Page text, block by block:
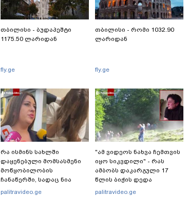
თბილისი - ბუდაპეშტი
1175.50 ლარიდან
fly.ge
თბილისი - რომი 1032.90
ლარიდან
fly.ge
რა ისმინს სახლში
დაყენებული მომსასმენი
მოწყობილობის
ჩანაწერში, სადაც ნია
იმნაძე მამას ესაუბრება?
palitravideo.ge
"ამ ვიდეოს ნახვა ჩემთვის
იყო სიკვდილი" - რას
ამბობს დაკარგული 17
წლის ბიჭის დედა
ვიდეოკადრებზე, სადაც
palitravideo.ge